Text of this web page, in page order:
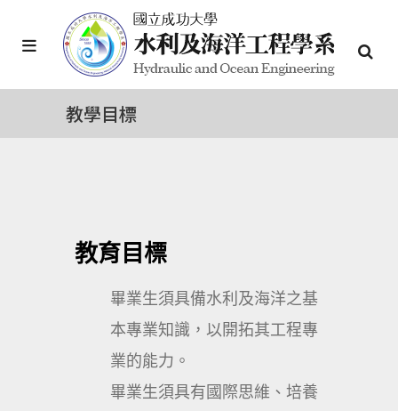
教學目標
教育目標
畢業生須具備水利及海洋之基
本專業知識，以開拓其工程專
業的能力。
畢業生須具有國際思維、培養